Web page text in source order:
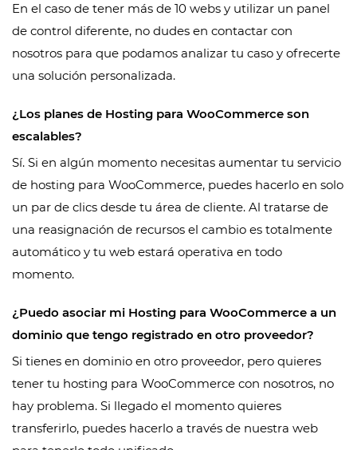
En el caso de tener más de 10 webs y utilizar un panel
de control diferente, no dudes en contactar con
nosotros para que podamos analizar tu caso y ofrecerte
una solución personalizada.
¿Los planes de Hosting para WooCommerce son
escalables?
Sí. Si en algún momento necesitas aumentar tu servicio
de hosting para WooCommerce, puedes hacerlo en solo
un par de clics desde tu área de cliente. Al tratarse de
una reasignación de recursos el cambio es totalmente
automático y tu web estará operativa en todo
momento.
¿Puedo asociar mi Hosting para WooCommerce a un
dominio que tengo registrado en otro proveedor?
Si tienes en dominio en otro proveedor, pero quieres
tener tu hosting para WooCommerce con nosotros, no
hay problema. Si llegado el momento quieres
transferirlo, puedes hacerlo a través de nuestra web